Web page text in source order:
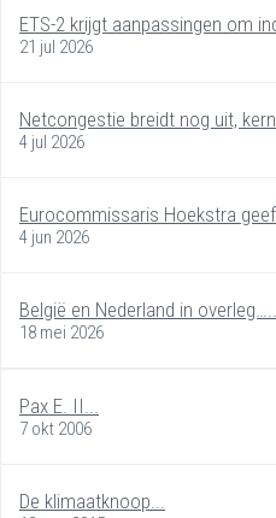
ETS-2 krijgt aanpassingen om
21 jul 2026
Netcongestie breidt nog uit,
4 jul 2026
Eurocommissaris Hoekstra
4 jun 2026
België en Nederland in overleg…...
18 mei 2026
Pax E. II...
7 okt 2006
De klimaatknoop...